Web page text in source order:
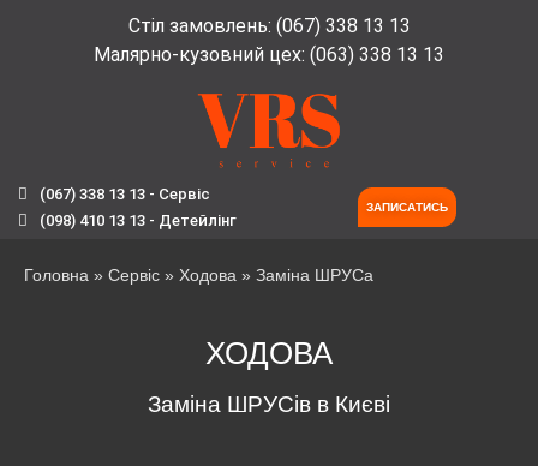
Стіл замовлень: (067) 338 13 13
Малярно-кузовний цех: (063) 338 13 13
(067) 338 13 13 - Сервіс
(098) 410 13 13 - Детейлінг
ЗАПИСАТИСЬ
Головна » Сервіс » Ходова » Заміна ШРУСа
ХОДОВА
Заміна ШРУСів в Києві